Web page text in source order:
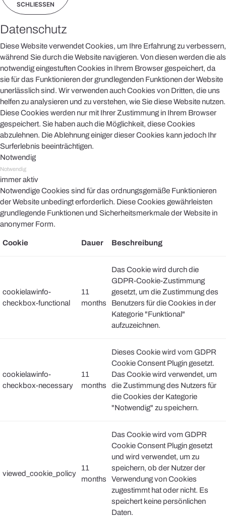
SCHLIESSEN
Datenschutz
Diese Website verwendet Cookies, um Ihre Erfahrung zu verbessern,
während Sie durch die Website navigieren. Von diesen werden die als
notwendig eingestuften Cookies in Ihrem Browser gespeichert, da
sie für das Funktionieren der grundlegenden Funktionen der Website
unerlässlich sind. Wir verwenden auch Cookies von Dritten, die uns
helfen zu analysieren und zu verstehen, wie Sie diese Website nutzen.
Diese Cookies werden nur mit Ihrer Zustimmung in Ihrem Browser
gespeichert. Sie haben auch die Möglichkeit, diese Cookies
abzulehnen. Die Ablehnung einiger dieser Cookies kann jedoch Ihr
Surferlebnis beeinträchtigen.
Notwendig
Notwendig
immer aktiv
Notwendige Cookies sind für das ordnungsgemäße Funktionieren
der Website unbedingt erforderlich. Diese Cookies gewährleisten
grundlegende Funktionen und Sicherheitsmerkmale der Website in
anonymer Form.
Cookie Dauer Beschreibung
cookielawinfo-
checkbox-functional
11
months
Das Cookie wird durch die
GDPR-Cookie-Zustimmung
gesetzt, um die Zustimmung des
Benutzers für die Cookies in der
Kategorie "Funktional"
aufzuzeichnen.
cookielawinfo-
checkbox-necessary
11
months
Dieses Cookie wird vom GDPR
Cookie Consent Plugin gesetzt.
Das Cookie wird verwendet, um
die Zustimmung des Nutzers für
die Cookies der Kategorie
"Notwendig" zu speichern.
viewed_cookie_policy
11
months
Das Cookie wird vom GDPR
Cookie Consent Plugin gesetzt
und wird verwendet, um zu
speichern, ob der Nutzer der
Verwendung von Cookies
zugestimmt hat oder nicht. Es
speichert keine persönlichen
Daten.